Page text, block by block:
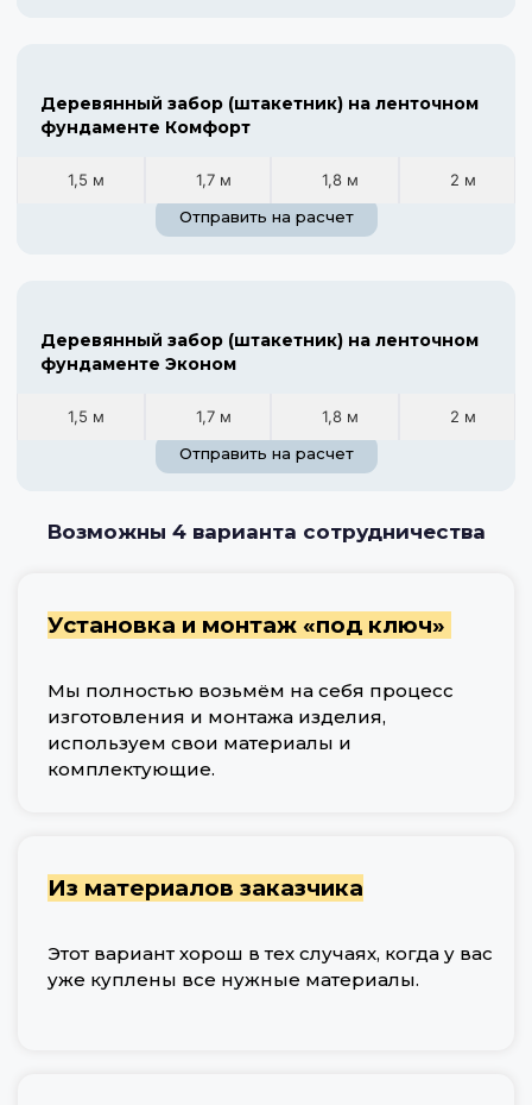
Деревянный забор (штакетник) на ленточном
фундаменте Комфорт
1,5 м 1,7 м 1,8 м
2 м
Отправить на расчет
Деревянный забор (штакетник) на ленточном
фундаменте Эконом
1,5 м 1,7 м 1,8 м
2 м
Отправить на расчет
Возможны 4 варианта сотрудничества
Установка и монтаж «под ключ»
Мы полностью возьмём на себя процесс
изготовления и монтажа изделия,
используем свои материалы и
комплектующие.
Из материалов заказчика
Этот вариант хорош в тех случаях, когда у вас
уже куплены все нужные материалы.